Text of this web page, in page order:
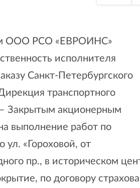
ООО РСО «ЕВРОИНС»
исполнителя
Санкт-Петербургского
транспортного
Закрытым акционерным
выполнение работ по
ул. «Гороховой, от
пр., в историческом
по договору